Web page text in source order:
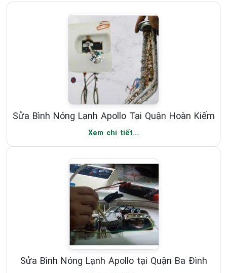
Sửa Bình Nóng Lạnh Apollo Tại Quận Hoàn Kiếm
Xem chi tiết...
Sửa Bình Nóng Lạnh Apollo tại Quận Ba Đình